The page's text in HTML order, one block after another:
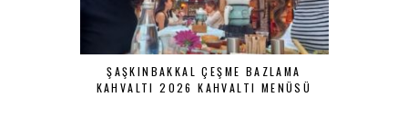
ŞAŞKINBAKKAL ÇEŞME BAZLAMA
KAHVALTI 2026 KAHVALTI MENÜSÜ